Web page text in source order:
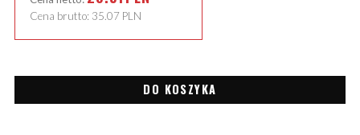
Cena brutto: 35.07 PLN
DO KOSZYKA